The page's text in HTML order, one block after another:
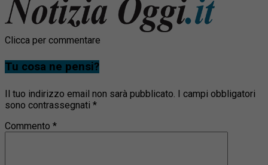
Clicca per commentare
Tu cosa ne pensi?
Il tuo indirizzo email non sarà pubblicato.
I campi obbligatori
sono contrassegnati *
Commento *